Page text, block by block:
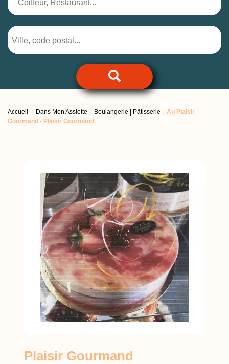
Accueil Dans Mon Assiette Boulangerie | Pâtisserie
Au Plaisir
Gourmand - Plaisir Gourmand
Plaisir Gourmand